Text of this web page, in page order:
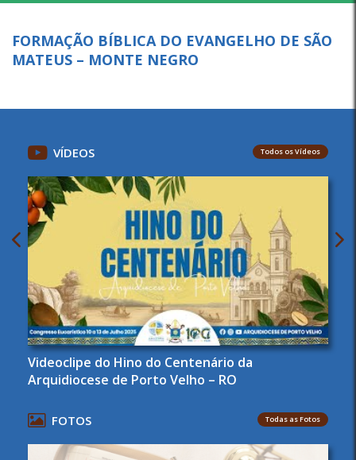
FORMAÇÃO BÍBLICA DO EVANGELHO DE SÃO
MATEUS – MONTE NEGRO
VÍDEOS Todos os Vídeos
Videoclipe do Hino do Centenário da
Arquidiocese de Porto Velho – RO
FOTOS Todas as Fotos